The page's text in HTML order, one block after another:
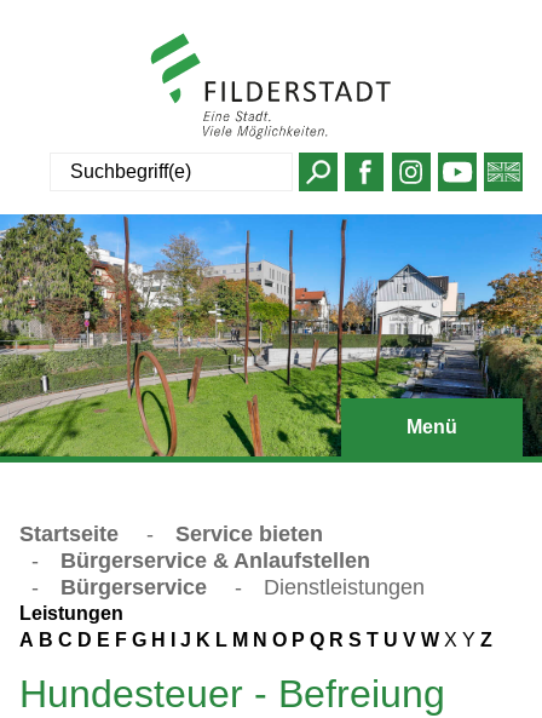
Menü
Startseite -
Service bieten
-
Bürgerservice & Anlaufstellen
-
Bürgerservice - Dienstleistungen
Leistungen
A B C D E F G H J K L M N O P Q R S T U V W X Y Z
Hundesteuer - Befreiung